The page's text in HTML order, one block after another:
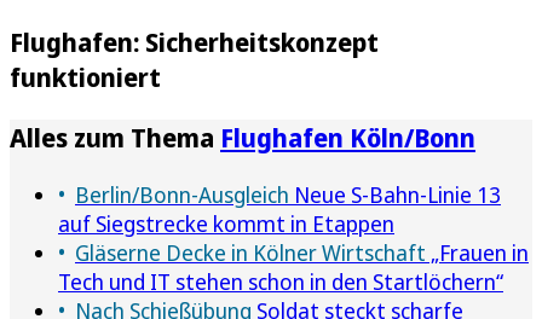
Flughafen: Sicherheitskonzept
funktioniert
Alles zum Thema Flughafen Köln/Bonn
Berlin/Bonn-Ausgleich Neue S-Bahn-Linie 13
auf Siegstrecke kommt in Etappen
Gläserne Decke in Kölner Wirtschaft „Frauen in
Tech und IT stehen schon in den Startlöchern“
Nach Schießübung Soldat steckt scharfe